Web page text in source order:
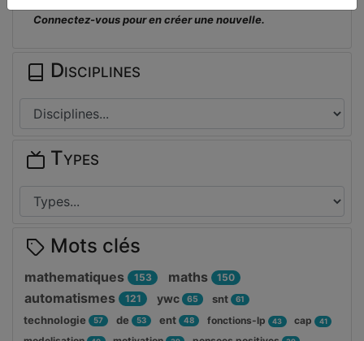
Connectez-vous pour en créer une nouvelle.
Disciplines
Types
Mots clés
mathematiques 153 maths 150
automatismes 121 ywc 65 snt 61
technologie 57 de 53 ent 48 fonctions-lp 43 cap 41